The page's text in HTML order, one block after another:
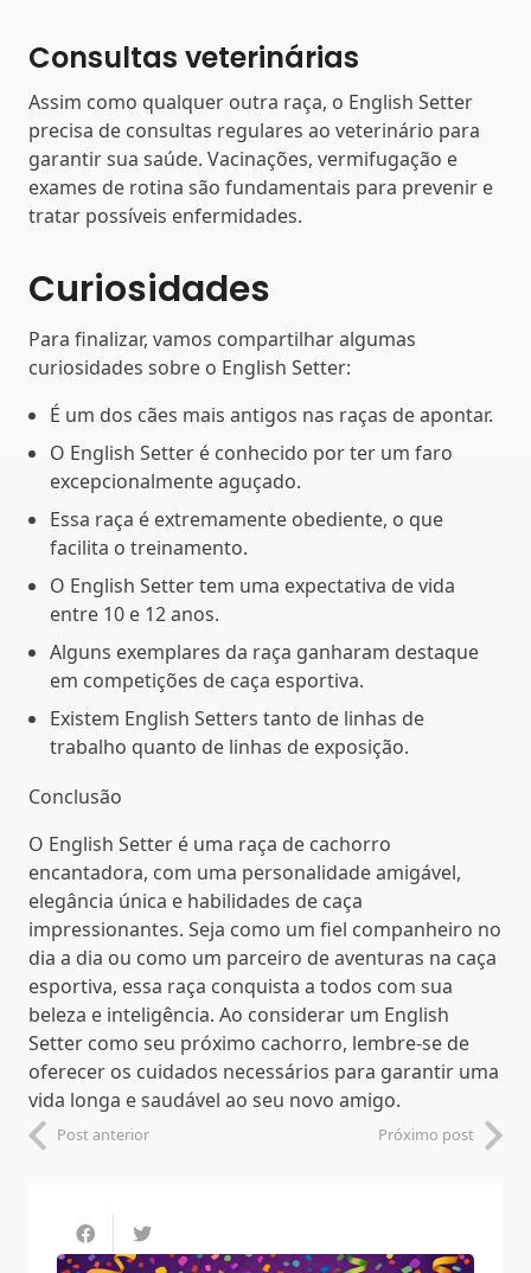
Consultas veterinárias
Assim como qualquer outra raça, o English Setter
precisa de consultas regulares ao veterinário para
garantir sua saúde. Vacinações, vermifugação e
exames de rotina são fundamentais para prevenir e
tratar possíveis enfermidades.
Curiosidades
Para finalizar, vamos compartilhar algumas
curiosidades sobre o English Setter:
É um dos cães mais antigos nas raças de apontar.
O English Setter é conhecido por ter um faro
excepcionalmente aguçado.
Essa raça é extremamente obediente, o que
facilita o treinamento.
O English Setter tem uma expectativa de vida
entre 10 e 12 anos.
Alguns exemplares da raça ganharam destaque
em competições de caça esportiva.
Existem English Setters tanto de linhas de
trabalho quanto de linhas de exposição.
Conclusão
O English Setter é uma raça de cachorro
encantadora, com uma personalidade amigável,
elegância única e habilidades de caça
impressionantes. Seja como um fiel companheiro no
dia a dia ou como um parceiro de aventuras na caça
esportiva, essa raça conquista a todos com sua
beleza e inteligência. Ao considerar um English
Setter como seu próximo cachorro, lembre-se de
oferecer os cuidados necessários para garantir uma
vida longa e saudável ao seu novo amigo.
Post anterior Próximo post